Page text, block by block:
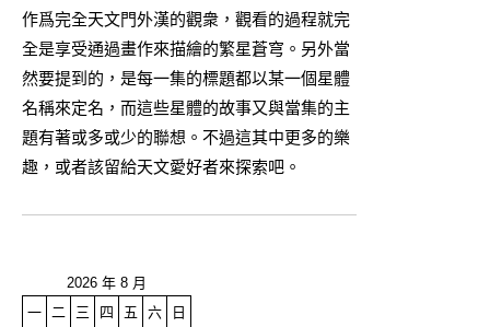
作爲完全天文門外漢的觀衆，觀看的過程就完
全是享受通過畫作來描繪的繁星蒼穹。另外當
然要提到的，是每一集的標題都以某一個星體
名稱來定名，而這些星體的故事又與當集的主
題有著或多或少的聯想。不過這其中更多的樂
趣，或者該留給天文愛好者來探索吧。
2026 年 8 月
一
二 三 四 五 六
日